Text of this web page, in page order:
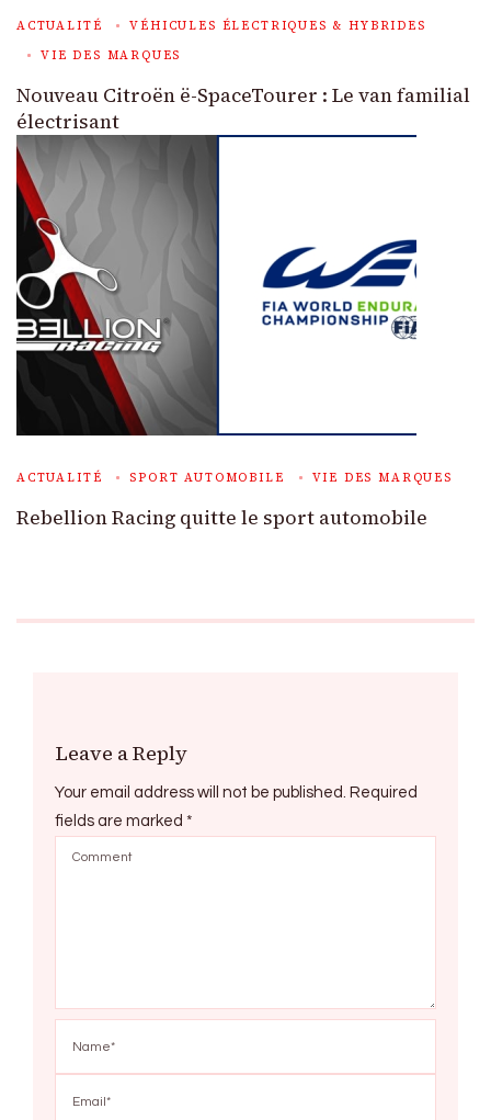
ACTUALITÉ
VÉHICULES ÉLECTRIQUES & HYBRIDES
VIE DES MARQUES
Nouveau Citroën ë-SpaceTourer : Le van familial
électrisant
ACTUALITÉ SPORT AUTOMOBILE VIE DES MARQUES
Rebellion Racing quitte le sport automobile
Leave a Reply
Your email address will not be published. Required
fields are marked *